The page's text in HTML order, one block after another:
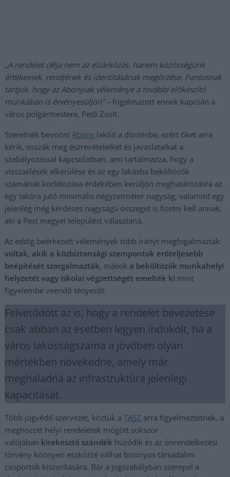
„A rendelet célja nem az elzárkózás, hanem közösségünk
értékeinek, rendjének és identitásának megőrzése. Fontosnak
tartjuk, hogy az Abonyiak véleménye a további előkészítő
munkában is érvényesüljön” –fogalmazott ennek kapcsán a
város polgármestere, Pető Zsolt.
Szeretnék bevonniAbony lakóit a döntésbe, ezért őket arra
kérik, osszák meg észrevételeiket és javaslataikat a
szabályozással kapcsolatban, ami tartalmazza, hogy a
visszaélések elkerülése és az egy lakásba beköltözők
számának korlátozása érdekében kerüljön meghatározásra az
egy lakóra jutó minimális négyzetméter nagyság, valamint egy
jelenlég még kérdéses nagyságú összeget is fizetni kell annak,
aki a Pest megyei települést választaná.
Az eddig beérkezett vélemények több irányt megfogalmaztak:
voltak, akik a közbiztonsági szempontok erőteljesebb
beépítését szorgalmazták, mások a beköltözők munkahelyi
helyzetét vagy iskolai végzettségét emelték ki mint
figyelembe veendő tényezőt.
Felvetődött az is, hogy a rendelet bevezetése
csak abban az esetben legyen indokolt, ha a
város lakosságszáma a jövőben olyan
mértékben növekedne, amely már
meghaladná az infrastruktúra jelenlegi
kapacitását.
Több jogvédő szervezet, köztük aTASZ arra figyelmeztetnek, a
meghozott helyi rendeletek mögött sokszor
valójában kirekesztő szándék húzódik és az önrendelkezési
törvény könnyen eszközzé válhat bizonyos társadalmi
csoportok kiszorítására. Bár a jogszabályban szerepel a